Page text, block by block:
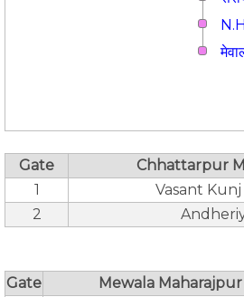
Gate
Chhattarpur
1
Vasant
2
Gate Mewala